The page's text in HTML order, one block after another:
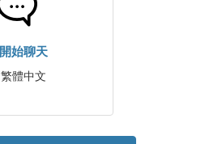
開始聊天
繁體中文